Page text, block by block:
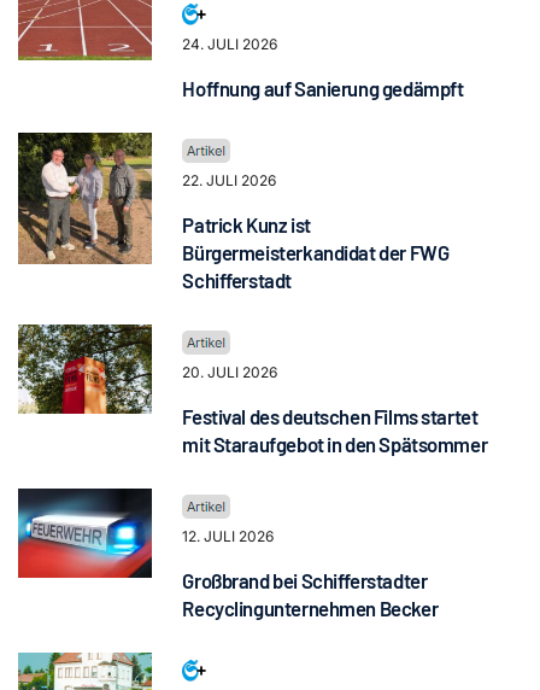
24. JULI 2026
Hoffnung auf Sanierung gedämpft
22. JULI 2026
Patrick Kunz ist
Bürgermeisterkandidat der FWG
Schifferstadt
20. JULI 2026
Festival des deutschen Films startet
mit Staraufgebot in den Spätsommer
12. JULI 2026
Großbrand bei Schifferstadter
Recyclingunternehmen Becker